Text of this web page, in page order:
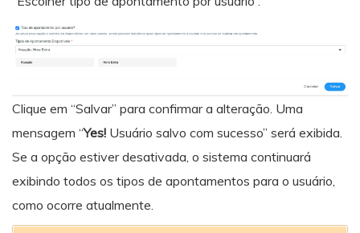
Clique em “Salvar” para confirmar a alteração. Uma
mensagem “Yes! Usuário salvo com sucesso” será exibida.
Se a opção estiver desativada, o sistema continuará
exibindo todos os tipos de apontamentos para o usuário,
como ocorre atualmente.